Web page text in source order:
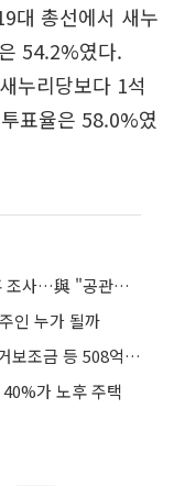
대 총선에서 새누
54.2%였다.
누리당보다 1석
표율은 58.0%였
선관위, 이혜훈 지지자 '이중 투표' 의혹 조사…與 "공관위서 논의"
인 누가 될까
민주당 188억·국힘 177억…선관위, 선거보조금 등 508억 지급
가 노후 주택